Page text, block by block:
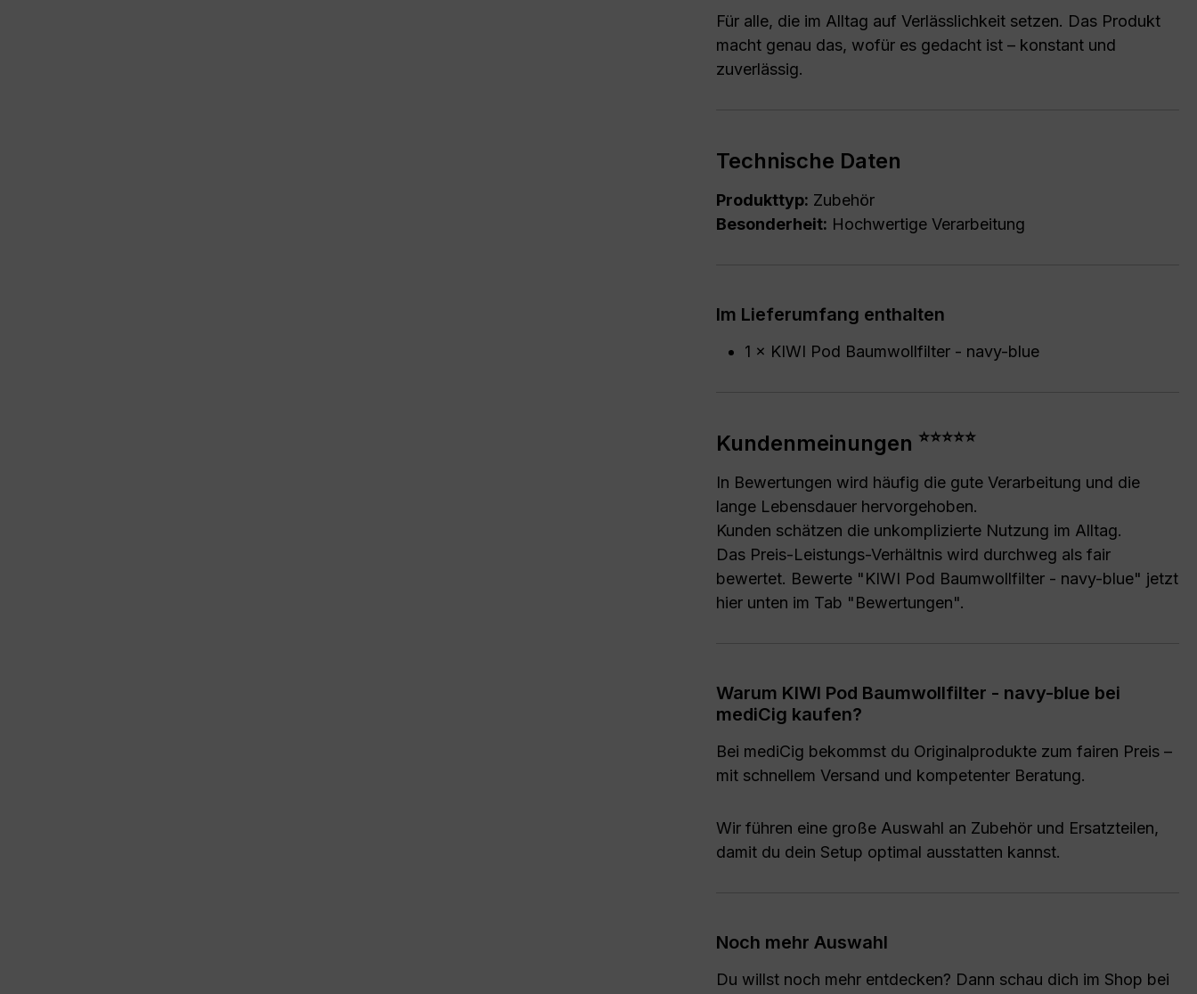
Für alle, die im Alltag auf Verlässlichkeit setzen. Das Produkt
macht genau das, wofür es gedacht ist – konstant und
zuverlässig.
Technische Daten
Produkttyp: Zubehör
Besonderheit: Hochwertige Verarbeitung
Im Lieferumfang enthalten
1 × KIWI Pod Baumwollfilter - navy-blue
Kundenmeinungen ⭐⭐⭐⭐⭐
In Bewertungen wird häufig die gute Verarbeitung und die
lange Lebensdauer hervorgehoben.
Kunden schätzen die unkomplizierte Nutzung im Alltag.
Das Preis-Leistungs-Verhältnis wird durchweg als fair
bewertet. Bewerte "KIWI Pod Baumwollfilter - navy-blue" jetzt
hier unten im Tab "Bewertungen".
Warum KIWI Pod Baumwollfilter - navy-blue bei
mediCig kaufen?
Bei mediCig bekommst du Originalprodukte zum fairen Preis –
mit schnellem Versand und kompetenter Beratung.
Wir führen eine große Auswahl an Zubehör und Ersatzteilen,
damit du dein Setup optimal ausstatten kannst.
Noch mehr Auswahl
Du willst noch mehr entdecken? Dann schau dich im Shop bei